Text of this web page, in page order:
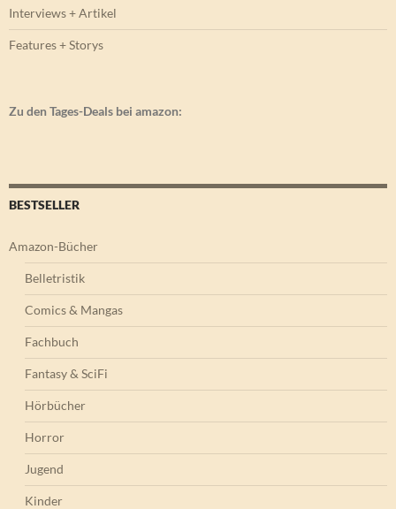
Interviews + Artikel
Features + Storys
Zu den Tages-Deals bei amazon:
BESTSELLER
Amazon-Bücher
Belletristik
Comics & Mangas
Fachbuch
Fantasy & SciFi
Hörbücher
Horror
Jugend
Kinder